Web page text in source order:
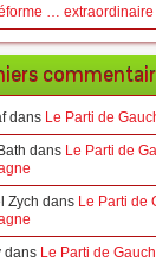
… extraordinaire
dans Le Parti de
dans Le Parti de
Zych dans Le Parti de
dans Le Parti de